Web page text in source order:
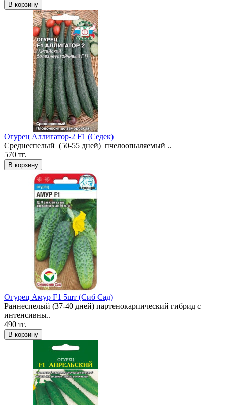
В корзину
Огурец Аллигатор-2 F1 (Седек)
Среднеспелый (50-55 дней) пчелоопыляемый ..
570 тг.
В корзину
Огурец Амур F1 5шт (Сиб Сад)
Раннеспелый (37-40 дней) партенокарпический гибрид с
интенсивны..
490 тг.
В корзину